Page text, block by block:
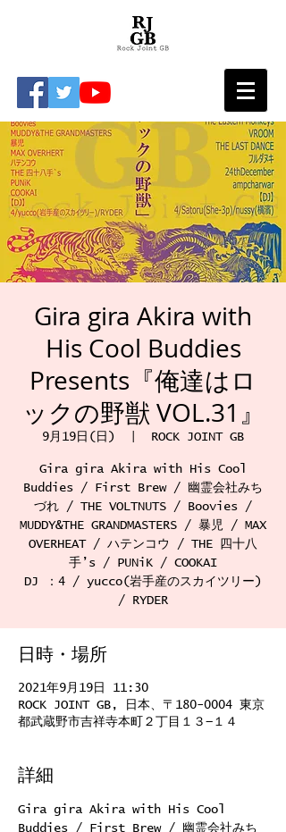
Gira gira Akira with
His Cool Buddies
Presents『俺達はロ
ックの野獣 VOL.31』
9月19日(日) ROCK JOINT GB
Gira gira Akira with His Cool
Buddies / First Brew / 幽霊会社みち
づれ / THE VOLTNUTS / Boovies /
MUDDY&THE GRANDMASTERS / 暴児 / MAX
OVERHEAT / ハテンコウ / THE 四十八
手’s / PUNiK / COOKAI
DJ ：4 / yucco(岩手産のスカイツリー)
/ RYDER
日時・場所
2021年9月19日 11:30
ROCK JOINT GB, 日本、〒180-0004 東京
都武蔵野市吉祥寺本町２丁目１３−１４
詳細
Gira gira Akira with His Cool
Buddies / First Brew / 幽霊会社みち